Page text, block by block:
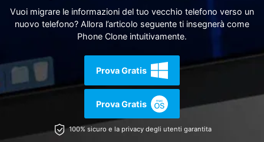
Sala stampa
Per Desktop
Strumenti Online
Visualizza Tutte Le App
Recupero dati Android
Scopri & Supporto
Azioni Rapide
Chiedi Aiuto
Risorse
Accedi
Vuoi migrare le informazioni del tuo vecchio telefono verso un
nuovo telefono? Allora l’articolo seguente ti insegnerà come
Phone Clone intuitivamente.
Prova Gratis
Prova Gratis
100% sicuro e la privacy degli utenti garantita